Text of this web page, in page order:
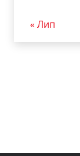
« Лип